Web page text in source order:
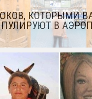
КОТОРЫМИ
В